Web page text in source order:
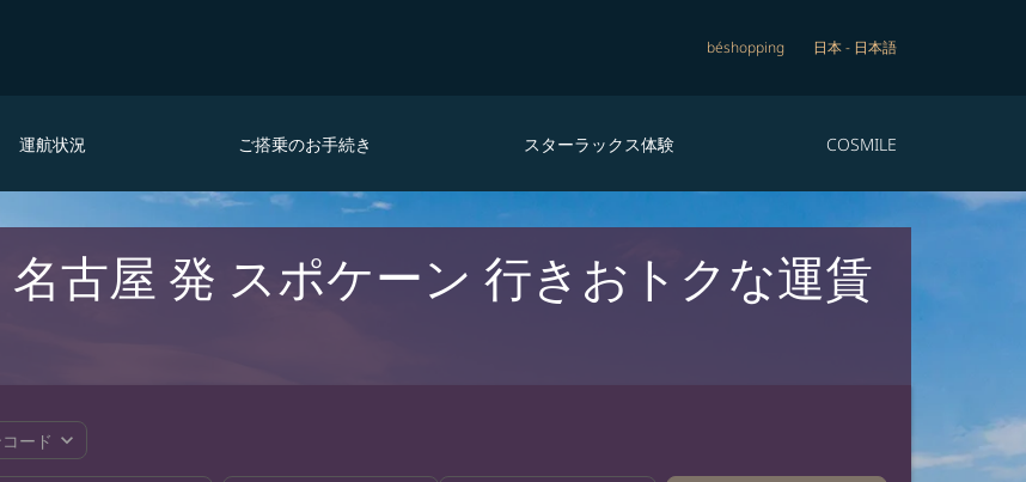
béshopping 日本- 日本語
運航状況 ご搭乗のお手続き スターラックス体験 COSMILE
古屋 発 スポケーン 行きおトクな運賃
ード expand_more